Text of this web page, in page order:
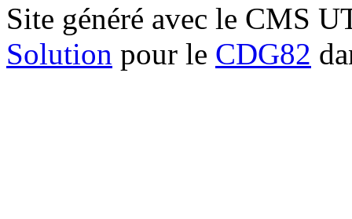
Site généré avec le CMS
Solution pour le CDG82